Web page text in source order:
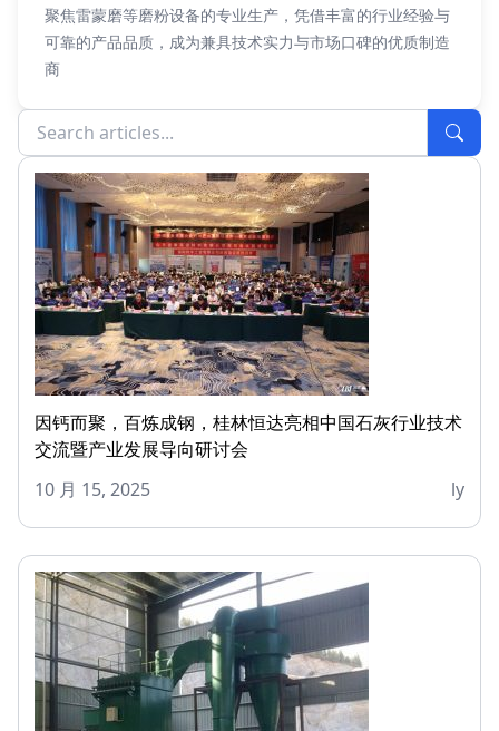
聚焦雷蒙磨等磨粉设备的专业生产，凭借丰富的行业经验与
可靠的产品品质，成为兼具技术实力与市场口碑的优质制造
商
因钙而聚，百炼成钢，桂林恒达亮相中国石灰行业技术
交流暨产业发展导向研讨会
10 月 15, 2025
ly